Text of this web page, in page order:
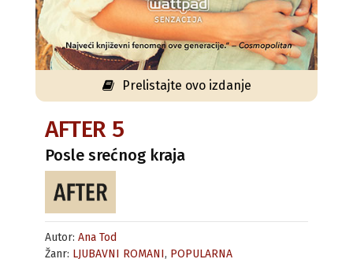
Prelistajte ovo izdanje
AFTER 5
Posle srećnog kraja
Autor: Ana Tod
Žanr: LJUBAVNI ROMANI, POPULARNA